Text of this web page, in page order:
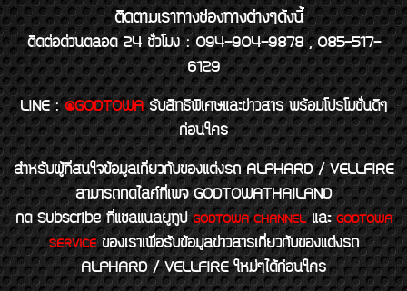
ติดตามเราทางช่องทางต่างๆดังนี้
ติดต่อด่วนตลอด 24 ชั่วโมง : 094-904-9878 , 085-517-
6129
LINE : @GODTOWA รับสิทธิพิเศษและข่าวสาร พร้อมโปรโมชั่นดีๆ
ก่อนใคร
สำหรับผู้ที่สนใจข้อมูลเกี่ยวกับของแต่งรถ ALPHARD / VELLFIRE
สามารถกดไลค์ที่เพจ GODTOWATHAILAND
กด Subscribe ที่แชลแนลยูทูปGODTOWA CHANNELและGODTOWA
SERVICEของเราเพื่อรับข้อมูลข่าวสารเกี่ยวกับของแต่งรถ
ALPHARD / VELLFIRE ใหม่ๆได้ก่อนใคร